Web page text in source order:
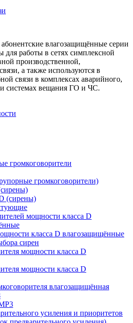
влагозащищённые серии
работы в сетях симплексной
производственной,
а также используются в
связи в комплексах аварийного,
системах вещания ГО и ЧС.
громкоговорители
громкоговорители)
(сирены)
мощности класса D
класса D влагозащищённые
сирен
мощности класса D
мощности класса D
влагозащищённая
усиления и приоритетов